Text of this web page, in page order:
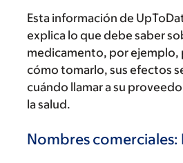
Esta información de
explica lo que debe saber
medicamento, por ejemplo,
cómo tomarlo, sus efectos
cuándo llamar a su
la salud.
Nombres comerciales: